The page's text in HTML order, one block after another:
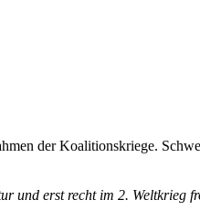
der Koalitionskriege.
und erst recht im 2.